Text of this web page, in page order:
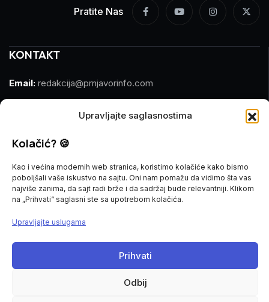
Upravljajte saglasnostima
Kolačić? 🍪
Kao i većina modernih web stranica, koristimo kolačiće kako bismo
poboljšali vaše iskustvo na sajtu. Oni nam pomažu da vidimo šta vas
najviše zanima, da sajt radi brže i da sadržaj bude relevantniji. Klikom
na „Prihvati“ saglasni ste sa upotrebom kolačića.
Upravljajte uslugama
Prihvati
Odbij
Pratite Nas
KONTAKT
Email: redakcija@prnjavorinfo.com
MARKETING
Email: marketing@prnjavorinfo.com
Telefon:(+387)065 955 355
POŠALJI VIJEST
Imate vijest za nas? Javite nam se na
redakcija@prnjavorinfo.com